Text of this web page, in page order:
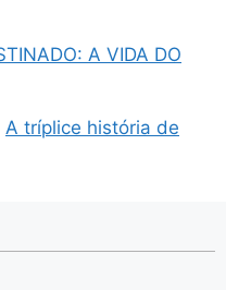
A VIDA DO
A tríplice história de